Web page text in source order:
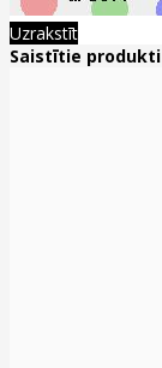
Uzrakstīt
Saistītie produkti